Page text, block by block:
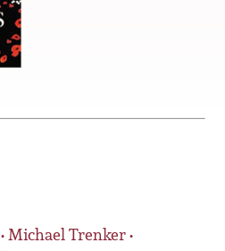
• Michael Trenker •